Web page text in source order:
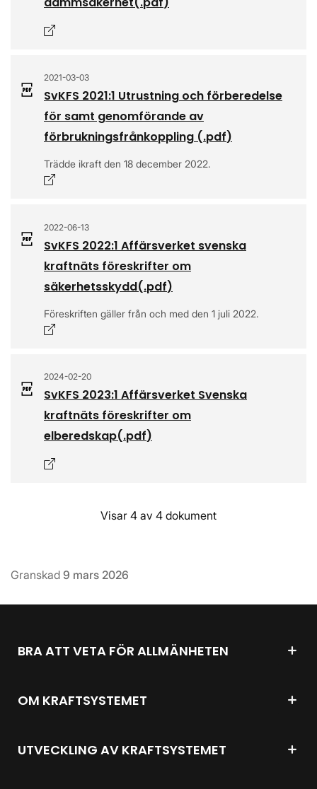
2021-03-03
SvKFS 2021:1 Utrustning och förberedelse
för samt genomförande av
förbrukningsfrånkoppling (.pdf)
Trädde ikraft den 18 december 2022.
2022-06-13
SvKFS 2022:1 Affärsverket svenska
kraftnäts föreskrifter om
säkerhetsskydd(.pdf)
Föreskriften gäller från och med den 1 juli 2022.
2024-02-20
SvKFS 2023:1 Affärsverket Svenska
kraftnäts föreskrifter om
elberedskap(.pdf)
Visar 4 av 4 dokument
Granskad 9 mars 2026
BRA ATT VETA FÖR ALLMÄNHETEN
OM KRAFTSYSTEMET
UTVECKLING AV KRAFTSYSTEMET